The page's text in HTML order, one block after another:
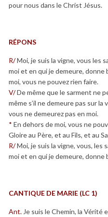
pour nous dans le Christ Jésus.
RÉPONS
R/Moi, je suis la vigne, vous les
moi et en qui je demeure, donne
moi, vous ne pouvez rien faire.
V/De même que le sarment ne
même s’il ne demeure pas sur la
vous ne demeurez pas en moi.
* En dehors de moi, vous ne
Gloire au Père, et au Fils, et au
R/Moi, je suis la vigne, vous, les
moi et en qui je demeure, donne
CANTIQUE DE MARIE (LC 1)
Ant. Je suis le Chemin, la Vérité